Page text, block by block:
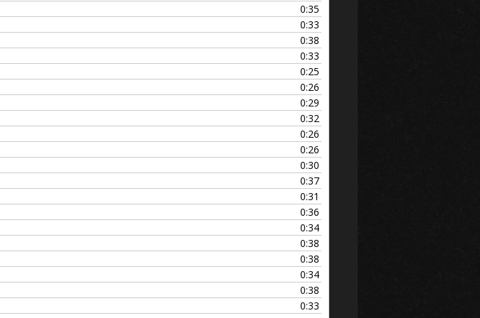
volume.
0:35
0:33
0:38
0:33
0:25
0:26
0:29
0:32
0:26
0:26
0:30
0:37
0:31
0:36
0:34
0:38
0:38
0:34
0:38
0:33